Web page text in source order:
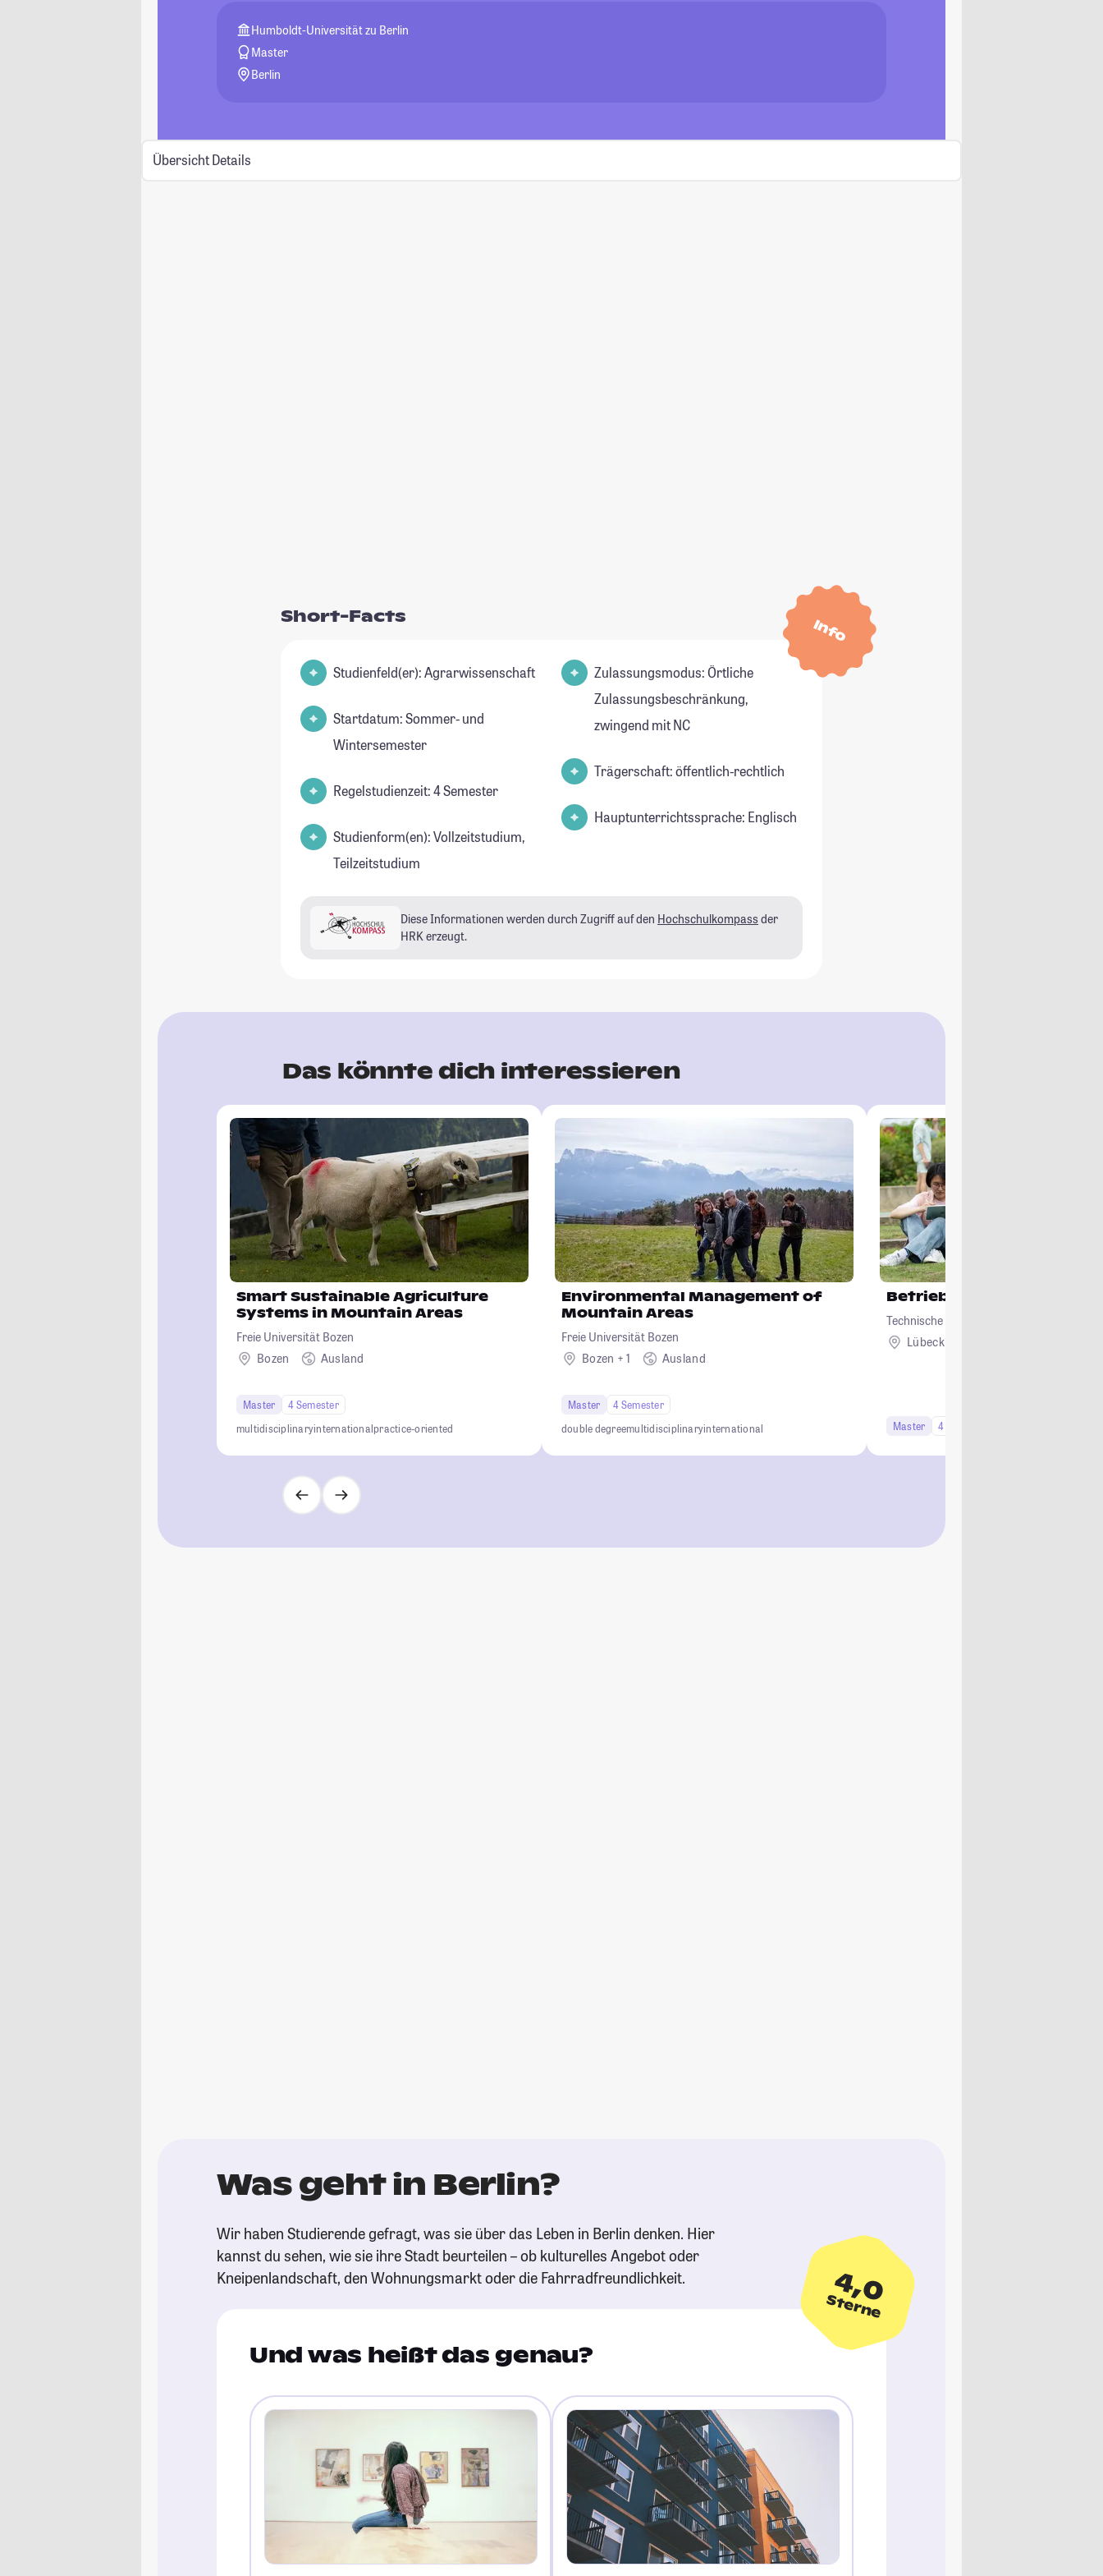
Humboldt-Universität zu Berlin
Master
Berlin
Übersicht Details
Info
Short-Facts
Studienfeld(er): Agrarwissenschaft
Startdatum: Sommer- und
Wintersemester
Regelstudienzeit: 4 Semester
Studienform(en): Vollzeitstudium,
Teilzeitstudium
Zulassungsmodus: Örtliche
Zulassungsbeschränkung,
zwingend mit NC
Trägerschaft: öffentlich-rechtlich
Hauptunterrichtssprache: Englisch
Diese Informationen werden durch Zugriff auf den Hochschulkompass der
HRK erzeugt.
Das könnte dich interessieren
Smart Sustainable Agriculture
Systems in Mountain Areas
Freie Universität Bozen
Bozen
Ausland
Master
4 Semester
multidisciplinaryinternationalpractice-oriented
Environmental Management of
Mountain Areas
Freie Universität Bozen
Bozen + 1
Ausland
Master
4 Semester
double degreemultidisciplinaryinternational
Betriebswirtschaftslehre
Technische Hochschule Lübeck
Lübeck
Master 4 Semester
Was geht in Berlin?
Wir haben Studierende gefragt, was sie über das Leben in Berlin denken. Hier
kannst du sehen, wie sie ihre Stadt beurteilen – ob kulturelles Angebot oder
Kneipenlandschaft, den Wohnungsmarkt oder die Fahrradfreundlichkeit.
4,0
Sterne
Und was heißt das genau?